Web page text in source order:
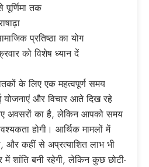
पूर्णिमा तक
प्रतिष्ठा का योग
को विशेष ध्यान दें
के लिए एक महत्वपूर्ण समय
योजनाएं और विचार आते दिख रहे
अवसरों का है, लेकिन आपको समय
होगी। आर्थिक मामलों में
कहीं से अप्रत्याशित लाभ भी
में शांति बनी रहेगी, लेकिन कुछ छोटी-